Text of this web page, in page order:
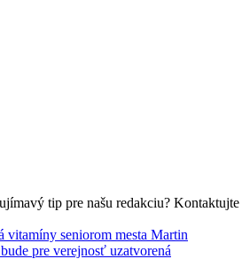
tip pre našu redakciu? Kontaktujte
vitamíny seniorom mesta Martin
pre verejnosť uzatvorená